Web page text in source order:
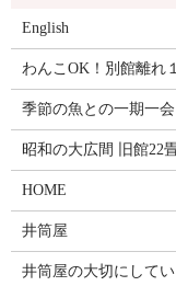
English
わんこOK！別館離れ
季節の魚との一期一
昭和の大広間 旧館22
HOME
井筒屋
井筒屋の大切にして